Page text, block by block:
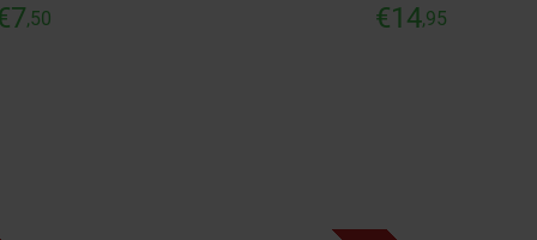
,50 €14,95